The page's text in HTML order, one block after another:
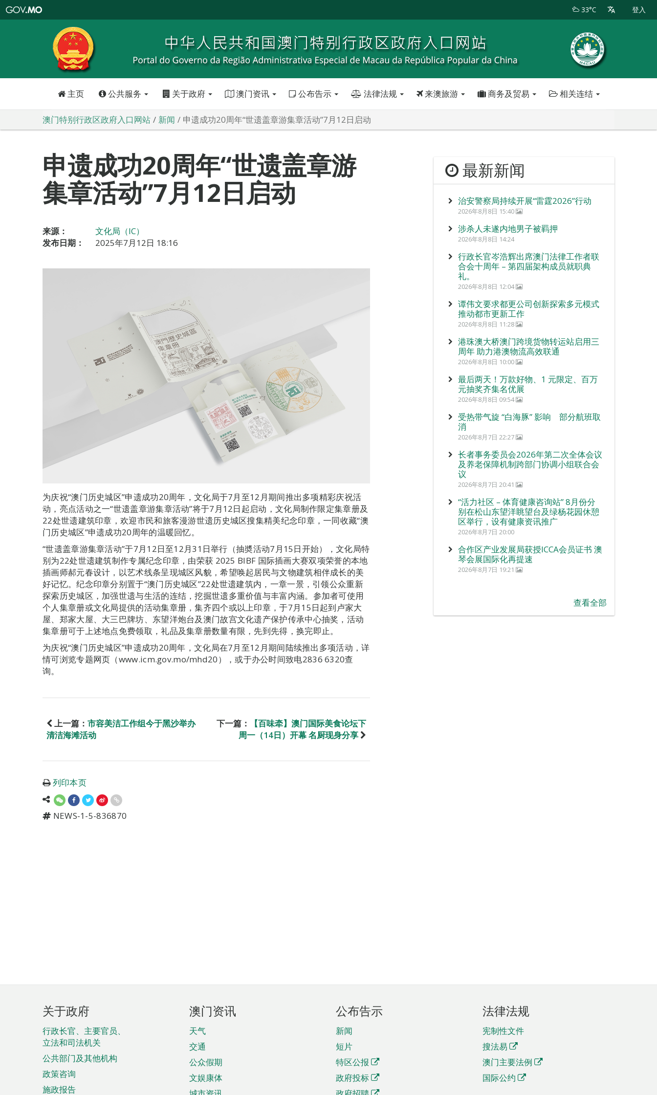
特
政
区
政
口
33°C 登入
主页 公共服务 关于政府 澳门资讯 公布告示 法律法规 来澳旅游 商务及贸易 相关连结
澳门特别行政区政府入口网站 新闻 申遗成功20周年“世遗盖章游集章活动”7月12日启动
申遗成功20周年“世遗盖章游
集章活动”7月12日启动
来源：
文化局（IC）
发布日期：
2025年7月12日 18:16
为庆祝“澳门历史城区”申遗成功20周年，文化局于7月至12月期间推出多项精彩庆祝活
动，亮点活动之一“世遗盖章游集章活动”将于7月12日起启动，文化局制作限定集章册及
22处世遗建筑印章，欢迎市民和旅客漫游世遗历史城区搜集精美纪念印章，一同收藏“澳
门历史城区”申遗成功20周年的温暖回忆。
“世遗盖章游集章活动”于7月12日至12月31日举行（抽奬活动7月15日开始），文化局特
别为22处世遗建筑制作专属纪念印章，由荣获 2025 BIBF 国际插画大赛双项荣誉的本地
插画师郝元春设计，以艺术线条呈现城区风貌，希望唤起居民与文物建筑相伴成长的美
好记忆。纪念印章分别置于“澳门历史城区”22处世遗建筑内，一章一景，引领公众重新
探索历史城区，加强世遗与生活的连结，挖掘世遗多重价值与丰富内涵。参加者可使用
个人集章册或文化局提供的活动集章册，集齐四个或以上印章，于7月15日起到卢家大
屋、郑家大屋、大三巴牌坊、东望洋炮台及澳门故宫文化遗产保护传承中心抽奖，活动
集章册可于上述地点免费领取，礼品及集章册数量有限，先到先得，换完即止。
为庆祝“澳门历史城区”申遗成功20周年，文化局在7月至12月期间陆续推出多项活动，详
情可浏览专题网页（www.icm.gov.mo/mhd20），或于办公时间致电2836 6320查
询。
上一篇： 市容美洁工作组今于黑沙举办
清洁海滩活动
下一篇：
【百味牵】澳门国际美食论坛下
周一（14日）开幕 名厨现身分享
列印本页
NEWS-1-5-836870
最新新闻
治安警察局持续开展“雷霆2026”行动
2026年8月8日 15:40
涉杀人未遂内地男子被羁押
2026年8月8日 14:24
行政长官岑浩辉出席澳门法律工作者联
合会十周年 – 第四届架构成员就职典
礼。
2026年8月8日 12:04
谭伟文要求都更公司创新探索多元模式
推动都市更新工作
2026年8月8日 11:28
港珠澳大桥澳门跨境货物转运站启用三
周年 助力港澳物流高效联通
2026年8月8日 10:00
最后两天！万款好物、1 元限定、百万
元抽奖齐集名优展
2026年8月8日 09:54
受热带气旋 “白海豚” 影响 部分航班取
消
2026年8月7日 22:27
长者事务委员会2026年第二次全体会议
及养老保障机制跨部门协调小组联合会
议
2026年8月7日 20:41
“活力社区 – 体育健康咨询站” 8月份分
别在松山东望洋眺望台及绿杨花园休憩
区举行，设有健康资讯推广
2026年8月7日 20:00
合作区产业发展局获授ICCA会员证书 澳
琴会展国际化再提速
2026年8月7日 19:21
查看全部
页
脚
菜
单
关于政府
行政长官、主要官员、
立法和司法机关
公共部门及其他机构
政策咨询
施政报告
澳门资讯
天气
交通
公众假期
文娱康体
公布告示
新闻
短片
特区公报
政府投标
法律法规
宪制性文件
搜法易
澳门主要法例
国际公约